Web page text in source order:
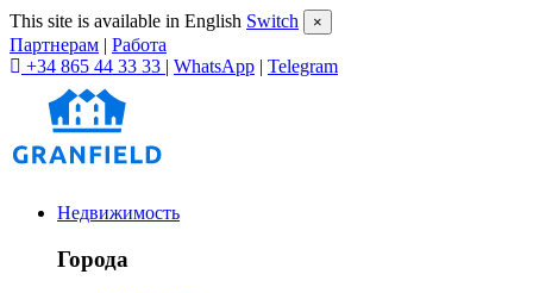
This site is available in English Switch ×
Партнерам | Работа
+34 865 44 33 33 | WhatsApp | Telegram
Недвижимость
Города